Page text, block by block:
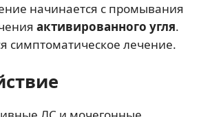
начинается с промывания
активированного угля.
симптоматическое лечение.